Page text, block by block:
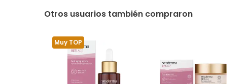
Otros usuarios también compraron
Muy TOP